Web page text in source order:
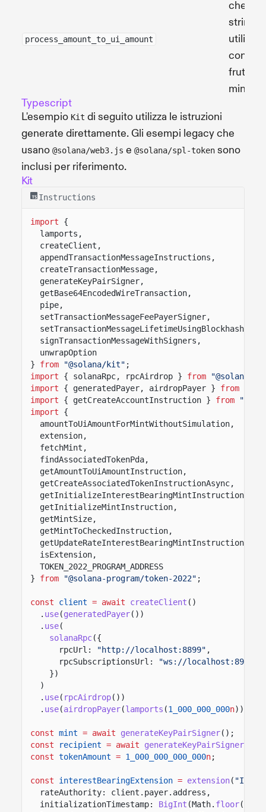
process_amount_to_ui_amount
che
stringa
mint.
Typescript
L'esempio Kit di seguito utilizza le istruzioni
generate direttamente. Gli esempi legacy che
usano @solana/web3.js e @solana/spl-token sono
inclusi per riferimento.
Kit
Instructions
import
{
lamports,
createClient,
appendTransactionMessageInstructions,
createTransactionMessage,
generateKeyPairSigner,
getBase64EncodedWireTransaction,
pipe,
setTransactionMessageFeePayerSigner,
setTransactionMessageLifetimeUsingBlockhash,
signTransactionMessageWithSigners,
unwrapOption
}
from "@solana/kit" ;
import
{ solanaRpc, rpcAirdrop } from
"@solana/
import
{ generatedPayer, airdropPayer } from
import
{ getCreateAccountInstruction } from
import
{
amountToUiAmountForMintWithoutSimulation,
extension,
fetchMint,
findAssociatedTokenPda,
getAmountToUiAmountInstruction,
getCreateAssociatedTokenInstructionAsync,
getInitializeInterestBearingMintInstruction,
getInitializeMintInstruction,
getMintSize,
getMintToCheckedInstruction,
getUpdateRateInterestBearingMintInstruction,
isExtension,
TOKEN_2022_PROGRAM_ADDRESS
}
from "@solana-program/token-2022" ;
const client = await createClient ()
. use(generatedPayer())
. use(
solanaRpc({
rpcUrl:
"http://localhost:8899" ,
rpcSubscriptionsUrl:
"ws://localhost:8900"
})
)
. use( rpcAirdrop())
. use(airdropPayer(lamports (1_000_000_000n)));
const mint = await generateKeyPairSigner();
const
recipient = await generateKeyPairSigner
const tokenAmount = 1_000_000_000_000n;
const interestBearingExtension = extension(
rateAuthority: client.payer.address,
initializationTimestamp:
BigInt (Math. floor